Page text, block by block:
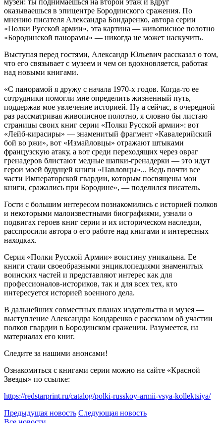
оказываешься в эпицентре Бородинского сражения. По
мнению писателя Александра Бондаренко, автора серии
«Полки Русской армии», эта картина — живописное полотно
«Бородинской панорамы» — никогда не может наскучить.
Выступая перед гостями, Александр Юльевич рассказал о том,
что его связывает с музеем и чем он вдохновляется, работая
над новыми книгами.
«С панорамой я дружу с начала 1970-х годов. Когда-то ее
сотрудники помогли мне определить жизненный путь,
поддержав мое увлечение историей. Ну а сейчас, в очередной
раз рассматривая живописное полотно, я словно бы листаю
страницы своих книг серии «Полки Русской армии»: вот
«Лейб-кирасиры» — знаменитый фрагмент «Кавалерийский
бой во ржи», вот «Измайловцы» отражают штыками
французскую атаку, а вот среди переходящих через овраг
гренадеров блистают медные шапки-гренадерки — это идут
герои моей будущей книги «Павловцы»... Ведь почти все
части Императорской гвардии, которым посвящены мои
книги, сражались при Бородине», — поделился писатель.
Гости с большим интересом познакомились с историей полков
и некоторыми малоизвестными биографиями, узнали о
подвигах героев книг серии и их историческом наследии,
расспросили автора о его работе над книгами и интересных
находках.
Серия «Полки Русской Армии» воистину уникальна. Ее
книги стали своеобразными энциклопедиями знаменитых
воинских частей и представляют интерес как для
профессионалов-историков, так и для всех тех, кто
интересуется историей военного дела.
В дальнейших совместных планах издательства и музея —
выступление Александра Бондаренко с рассказом об участии
полков гвардии в Бородинском сражении. Разумеется, на
материалах его книг.
Следите за нашими анонсами!
Ознакомиться с книгами серии можно на сайте «Красной
Звезды» по ссылке:
https://redstarprint.ru/catalog/polki-russkoy-armii-vsya-kollektsiya/
Предыдущая новость Следующая новость